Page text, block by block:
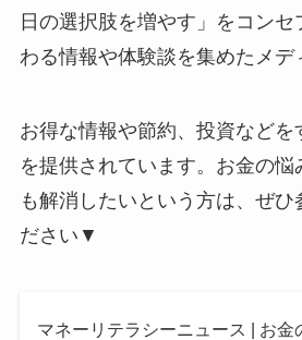
日の選択肢を増やす」をコンセ
わる情報や体験談を集めたメデ
お得な情報や節約、投資などを
を提供されています。お金の
も解消したいという方は、ぜひ
ださい▼
マネーリテラシーニュース | お金